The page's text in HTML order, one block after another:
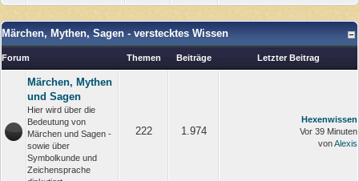
Märchen, Mythen, Sagen - verstecktes Wissen
Forum Themen Beiträge Letzter Beitrag
Märchen, Mythen
und Sagen
Hier wird über die
Bedeutung von
Märchen und Sagen -
sowie über
Symbolkunde und
Zeichensprache
222 1.974
Hexenwissen
Vor 39 Minuten
vonAlexis